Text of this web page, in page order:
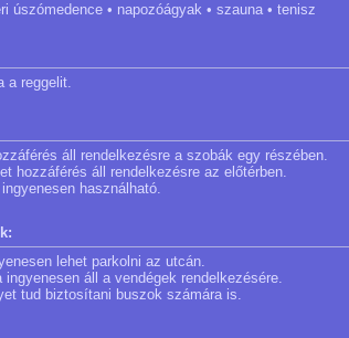
úszómedence • napozóágyak • szauna • tenisz
a reggelit.
áll rendelkezésre a szobák egy részében.
hozzáférés áll rendelkezésre az előtérben.
használható.
lehet parkolni az utcán.
ingyenesen áll a vendégek rendelkezésére.
tud biztosítani buszok számára is.